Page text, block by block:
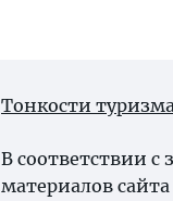
Тонкости
В соответствии с
материалов